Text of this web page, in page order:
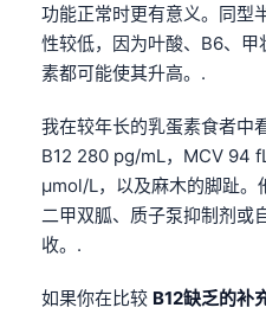
功能正常时更有意义。同型
性较低，因为叶酸、B6、
素都可能使其升高。.
我在较年长的乳蛋素食者中
B12 280 pg/mL，MCV 94
µmol/L，以及麻木的脚趾。
二甲双胍、质子泵抑制剂或
收。.
如果你在比较 B12缺乏的补